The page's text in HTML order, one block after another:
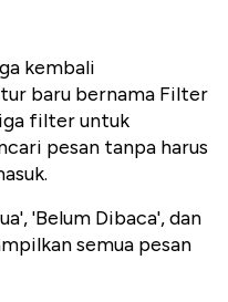
kembali
baru bernama Filter
filter untuk
pesan tanpa harus
'Belum Dibaca', dan
semua pesan